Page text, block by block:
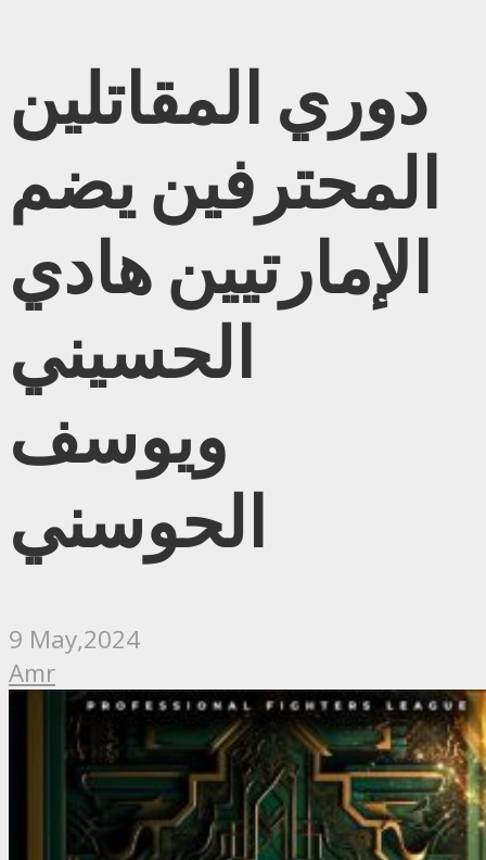
دوري المقاتلين
المحترفين يضم
الإمارتيين هادي
الحسيني
ويوسف
الحوسني
9 May,2024
Amr